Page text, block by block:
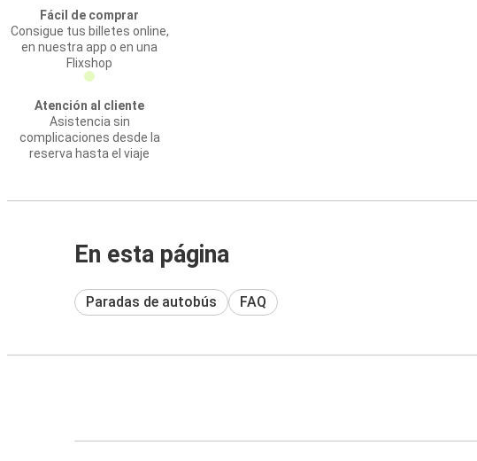
Fácil de comprar
Consigue tus billetes online,
en nuestra app o en una
Flixshop
Atención al cliente
Asistencia sin
complicaciones desde la
reserva hasta el viaje
En esta página
Paradas de autobús FAQ